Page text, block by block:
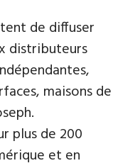
de diffuser
distributeurs
maisons de
plus de 200
et en